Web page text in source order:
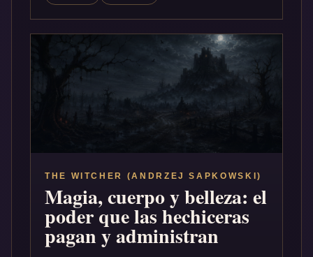
THE WITCHER (ANDRZEJ SAPKOWSKI)
Magia, cuerpo y belleza: el
poder que las hechiceras
pagan y administran